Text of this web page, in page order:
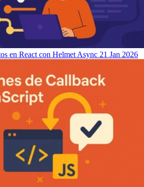
en React con Helmet Async 21 Jan 2026